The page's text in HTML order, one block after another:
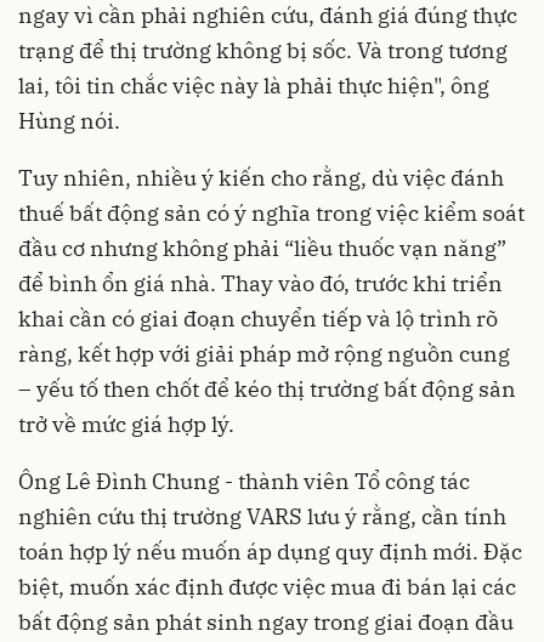
ngay vì cần phải nghiên cứu, đánh giá đúng thực
trạng để thị trường không bị sốc. Và trong tương
lai, tôi tin chắc việc này là phải thực hiện", ông
Hùng nói.
Tuy nhiên, nhiều ý kiến cho rằng, dù việc đánh
thuế bất động sản có ý nghĩa trong việc kiểm soát
đầu cơ nhưng không phải “liều thuốc vạn năng”
để bình ổn giá nhà. Thay vào đó, trước khi triển
khai cần có giai đoạn chuyển tiếp và lộ trình rõ
ràng, kết hợp với giải pháp mở rộng nguồn cung
– yếu tố then chốt để kéo thị trường bất động sản
trở về mức giá hợp lý.
Ông Lê Đình Chung - thành viên Tổ công tác
nghiên cứu thị trường VARS lưu ý rằng, cần tính
toán hợp lý nếu muốn áp dụng quy định mới. Đặc
biệt, muốn xác định được việc mua đi bán lại các
bất động sản phát sinh ngay trong giai đoạn đầu